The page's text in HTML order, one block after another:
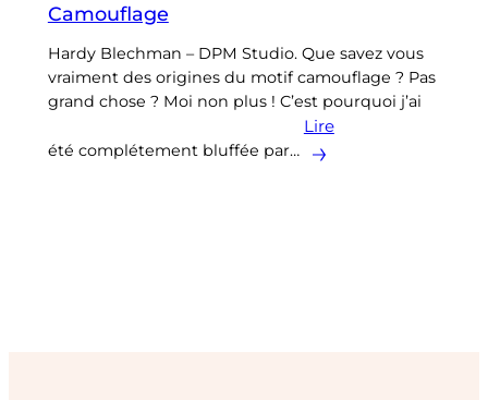
Camouflage
Hardy Blechman – DPM Studio. Que savez vous
vraiment des origines du motif camouflage ? Pas
grand chose ? Moi non plus ! C’est pourquoi j’ai
été complétement bluffée par…
Lire